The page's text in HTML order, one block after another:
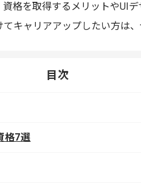
格を取得するメリットやUI
キャリアアップしたい方は
目次
格7選